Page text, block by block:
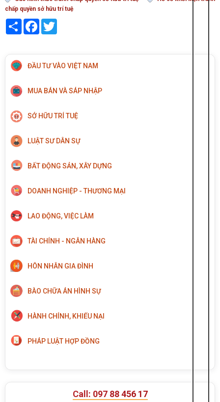
chấp quyền sở hữu trí tuệ
Share Facebook
ĐẦU TƯ VÀO VIỆT NAM
MUA BÁN VÀ SÁP NHẬP
SỞ HỮU TRÍ TUỆ
LUẬT SƯ DÂN SỰ
BẤT ĐỘNG SẢN, XÂY DỰNG
DOANH NGHIỆP - THƯƠNG MẠI
LAO ĐỘNG, VIỆC LÀM
TÀI CHÍNH - NGÂN HÀNG
HÔN NHÂN GIA ĐÌNH
BÀO CHỮA ÁN HÌNH SỰ
HÀNH CHÍNH, KHIẾU NẠI
PHÁP LUẬT HỢP ĐỒNG
Call: 097 88 456 17